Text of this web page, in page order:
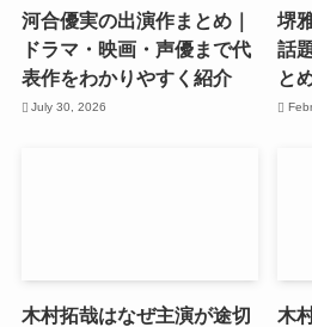
河合優実の出演作まとめ｜
ドラマ・映画・声優まで代
表作をわかりやすく紹介
July 30, 2026
堺
話
と
木村拓哉はなぜ主演が途切
木